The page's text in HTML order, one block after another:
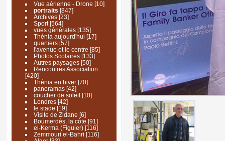
Vue aérienne - Drone [10]
portraits [847]
Archives [23]
Sport[564]
vues générales[135]
Thénia aujourd'hui [17]
quartiers[57]
l'avenue et le centre [85]
Photos Scolaires[133]
Autres paysages[50]
Rencontres Association
[420]
Thénia en hiver[70]
panoramas[42]
coucher de soleil [10]
Londres[42]
le stade [19]
Visite de Zidane [6]
Boumerdès, la côte [91]
el-Kerma (Figuier)[116]
Zemmouri el-Bahri [116]